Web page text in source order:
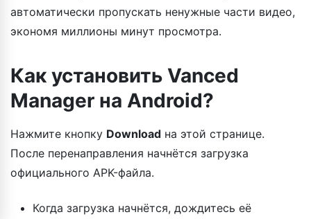
автоматически пропускать ненужные части видео,
экономя миллионы минут просмотра.
Как установить Vanced
Manager на Android?
Нажмите кнопку Download на этой странице.
После перенаправления начнётся загрузка
официального APK-файла.
Когда загрузка начнётся, дождитесь её